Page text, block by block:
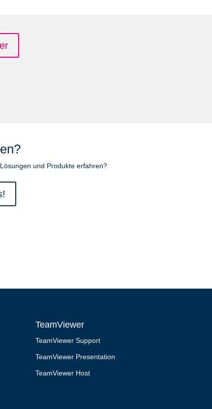
und Produkte erfahren?
TeamViewer
TeamViewer Support
TeamViewer Presentation
TeamViewer Host